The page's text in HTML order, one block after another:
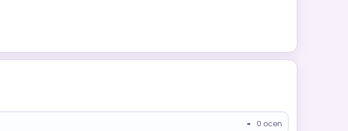
- 0 ocen